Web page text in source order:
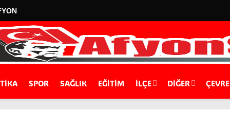
SPOR SAĞLIK EĞİTİM İLÇE DIĞER ÇEVRE